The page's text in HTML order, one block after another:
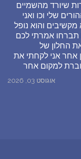
שיורד מהשמיים
שלי וכו ואני
והוא נופל
תברחו אמרתי לכם
החלון של
אחר אני לקחתי את
למקום אחר
אוגוסט 03, 2026